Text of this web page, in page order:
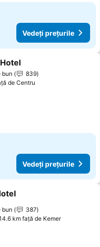
Vedeți prețurile
la favorite
bun
839
de Centru
Vedeți prețurile
la favorite
bun
387
km faţă de Kemer